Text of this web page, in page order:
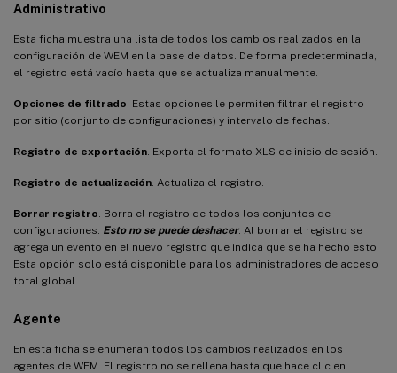
Administrativo
Esta ficha muestra una lista de todos los cambios realizados en la
configuración de WEM en la base de datos. De forma predeterminada,
el registro está vacío hasta que se actualiza manualmente.
Opciones de filtrado . Estas opciones le permiten filtrar el registro
por sitio (conjunto de configuraciones) y intervalo de fechas.
Registro de exportación . Exporta el formato XLS de inicio de sesión.
Registro de actualización . Actualiza el registro.
Borrar registro . Borra el registro de todos los conjuntos de
configuraciones. Esto no se puede deshacer. Al borrar el registro se
agrega un evento en el nuevo registro que indica que se ha hecho esto.
Esta opción solo está disponible para los administradores de acceso
total global.
Agente
En esta ficha se enumeran todos los cambios realizados en los
agentes de WEM. El registro no se rellena hasta que hace clic en